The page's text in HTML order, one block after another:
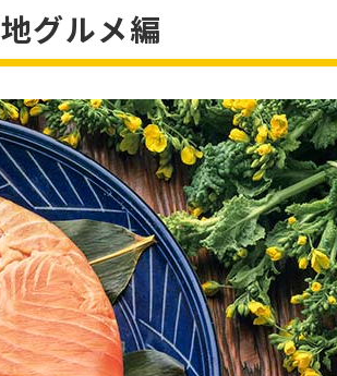
グルメ編